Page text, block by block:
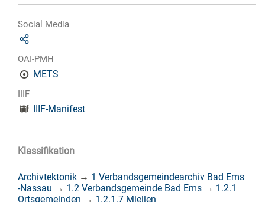
Social Media
OAI-PMH
METS
IIIF
IIIF-Manifest
Klassifikation
Archivtektonik → 1 Verbandsgemeindearchiv Bad Ems
-Nassau → 1.2 Verbandsgemeinde Bad Ems → 1.2.1
Ortsgemeinden → 1.2.1.7 Miellen